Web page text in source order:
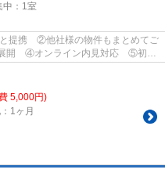
： 1室
と提携 ②他社様の物件もまとめてご
開 ④オンライン内見対応 ⑤初期
5,000円)
1ヶ月